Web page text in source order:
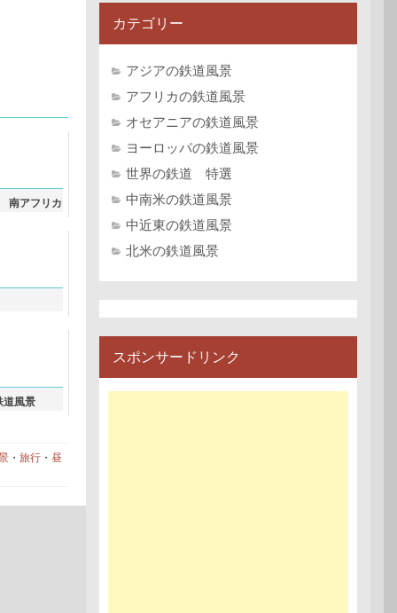
南アフリカ
風景
・ 旅行 ・ 昼
カテゴリー
アジアの鉄道風景
アフリカの鉄道風景
オセアニアの鉄道風景
ヨーロッパの鉄道風景
世界の鉄道 特選
中南米の鉄道風景
中近東の鉄道風景
北米の鉄道風景
スポンサードリンク